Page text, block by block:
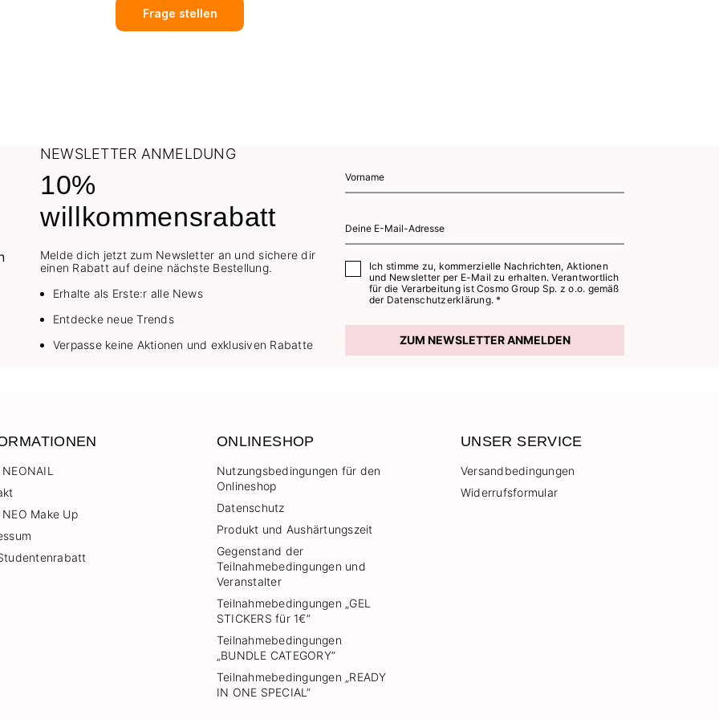
Frage stellen
NEWSLETTER ANMELDUNG
10%
willkommensrabatt
Melde dich jetzt zum Newsletter an und sichere dir
einen Rabatt auf deine nächste Bestellung.
Erhalte als Erste:r alle News
Entdecke neue Trends
Verpasse keine Aktionen und exklusiven Rabatte
Ich stimme zu, kommerzielle Nachrichten, Aktionen
und Newsletter per E-Mail zu erhalten. Verantwortlich
für die Verarbeitung ist Cosmo Group Sp. z o.o. gemäß
der Datenschutzerklärung. *
ZUM NEWSLETTER ANMELDEN
Make Up
ONLINESHOP
Nutzungsbedingungen für den
Onlineshop
Datenschutz
Produkt und Aushärtungszeit
Gegenstand der
Teilnahmebedingungen und
Veranstalter
Teilnahmebedingungen „GEL
STICKERS für 1€”
Teilnahmebedingungen
„BUNDLE CATEGORY”
Teilnahmebedingungen „READY
IN ONE SPECIAL”
UNSER SERVICE
Versandbedingungen
Widerrufsformular